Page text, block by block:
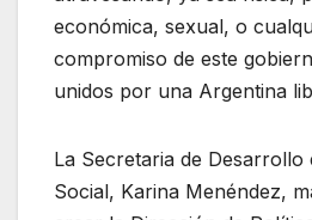
económica, sexual, o
compromiso de este
unidos por una Argentina
La Secretaria de Desarrollo
Social, Karina Menéndez,